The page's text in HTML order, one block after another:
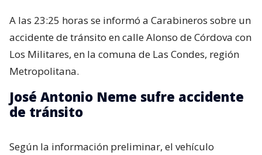
A las 23:25 horas se informó a Carabineros sobre un
accidente de tránsito en calle Alonso de Córdova con
Los Militares, en la comuna de Las Condes, región
Metropolitana.
José Antonio Neme sufre accidente
de tránsito
Según la información preliminar, el vehículo